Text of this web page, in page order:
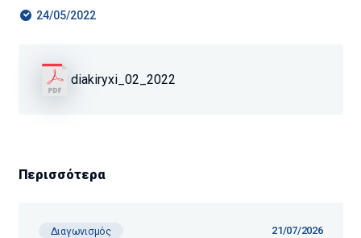
24/05/2022
diakiryxi_02_2022
Περισσότερα
Διαγωνισμός 21/07/2026